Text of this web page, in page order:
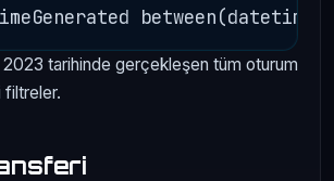
tarihinde gerçekleşen tüm oturum
filtreler.